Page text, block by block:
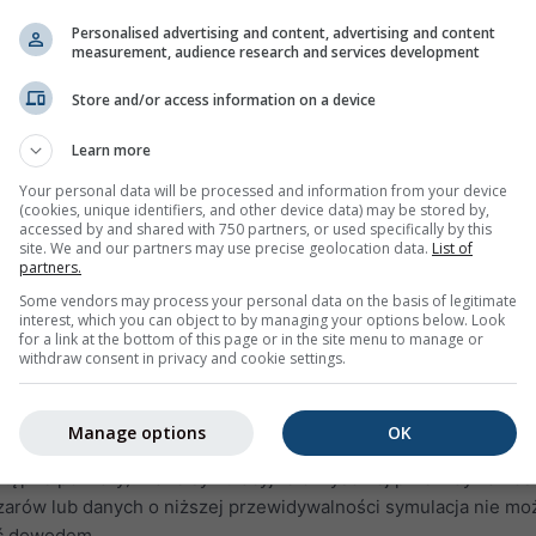
dostęp do wcześniejszych symulacji pogody dla
informacje pogodowe z wczoraj lub z ostatnich lat.
na 3 wykresy:
względną w odstępach godzinowych
niebo (jasnoniebieskie tło). Im ciemniejsze szare tło,
stopniach 0° = północ, 90° = wschód, 180° = południe i
historii zielona linia przedstawia prędkość wiatru, a
wiatru.
kwestie:
dane symulacyjne, a nie pomiarowe, dla wybranego obszaru.
z danymi pomiarowymi stacji meteorologicznej (ponieważ w
pomiary). Dane symulacyjne o wysokiej
lub danych o niższej przewidywalności symulacja nie
Personalised advertising and content, advertising and content
measurement, audience research and services development
Store and/or access information on a device
Learn more
Your personal data will be processed and information from your device
(cookies, unique identifiers, and other device data) may be stored by,
accessed by and shared with 750 partners, or used specifically by this
site. We and our partners may use precise geolocation data. List of
partners.
Some vendors may process your personal data on the basis of legitimate
interest, which you can object to by managing your options below. Look
for a link at the bottom of this page or in the site menu to manage or
withdraw consent in privacy and cookie settings.
OK
Manage options